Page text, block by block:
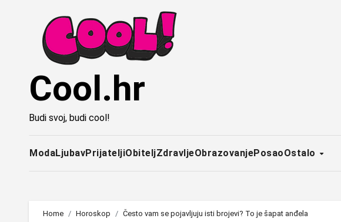
Cool.hr
Budi svoj, budi cool!
ModaLjubavPrijateljiObiteljZdravljeObrazovanjePosaoOstalo
Home Horoskop Često vam se pojavljuju isti brojevi? To je šapat anđela